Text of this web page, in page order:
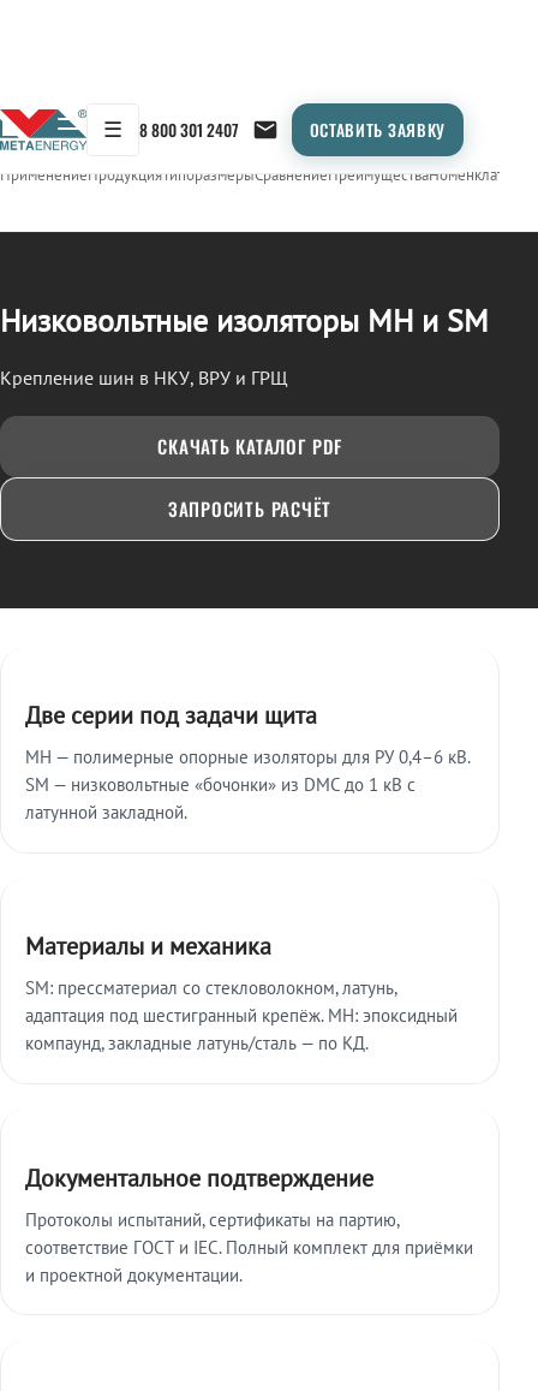
☰ 8 800 301 2407 ОСТАВИТЬ ЗАЯВКУ
← Продукция/ИЗОЛЯТОРЫ НИЗКОВОЛЬТНЫЕ (МН, SM)
ПрименениеПродукцияТипоразмерыСравнениеПреимуществаНоменклатура
Низковольтные изоляторы МН и SM
Крепление шин в НКУ, ВРУ и ГРЩ
СКАЧАТЬ КАТАЛОГ PDF
ЗАПРОСИТЬ РАСЧЁТ
Две серии под задачи щита
МН — полимерные опорные изоляторы для РУ 0,4–6 кВ.
SM — низковольтные «бочонки» из DMC до 1 кВ с
латунной закладной.
Материалы и механика
SM: прессматериал со стекловолокном, латунь,
адаптация под шестигранный крепёж. МН: эпоксидный
компаунд, закладные латунь/сталь — по КД.
Документальное подтверждение
Протоколы испытаний, сертификаты на партию,
соответствие ГОСТ и IEC. Полный комплект для приёмки
и проектной документации.